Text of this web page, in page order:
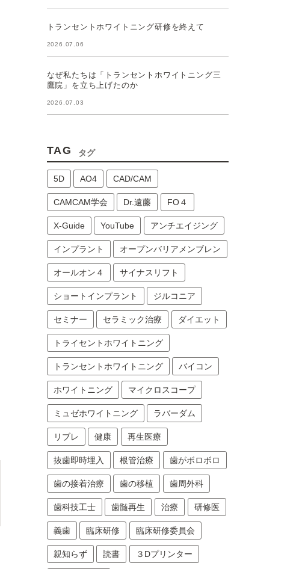
トランセントホワイトニング研修を終えて
2026.07.06
なぜ私たちは「トランセントホワイトニング三
鷹院」を立ち上げたのか
2026.07.03
TAG タグ
5D AO4 CAD/CAM
CAMCAM学会 Dr.遠藤 FO４
X-Guide YouTube アンチエイジング
インプラント オープンバリアメンブレン
オールオン４ サイナスリフト
ショートインプラント ジルコニア
セミナー セラミック治療 ダイエット
トライセントホワイトニング
トランセントホワイトニング バイコン
ホワイトニング マイクロスコープ
ミュゼホワイトニング ラバーダム
リブレ 健康 再生医療
抜歯即時埋入 根管治療 歯がボロボロ
歯の接着治療 歯の移植 歯周外科
歯科技工士 歯髄再生 治療 研修医
義歯 臨床研修 臨床研修委員会
親知らず 読書 ３Dプリンター